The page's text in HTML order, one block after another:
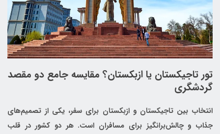
تور تاجیکستان یا ازبکستان؟ مقایسه جامع دو مقصد
گردشگری
انتخاب بین تاجیکستان و ازبکستان برای سفر، یکی از تصمیم‌های
جذاب و چالش‌برانگیز برای مسافران است. هر دو کشور در قلب